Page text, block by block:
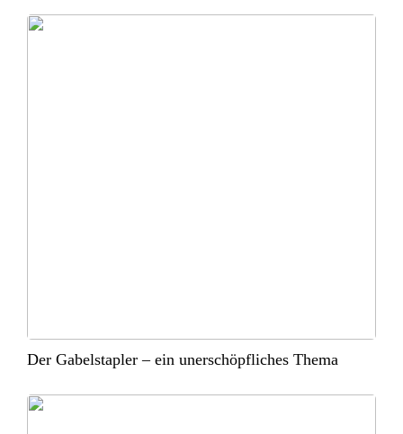
Der Gabelstapler – ein unerschöpfliches Thema